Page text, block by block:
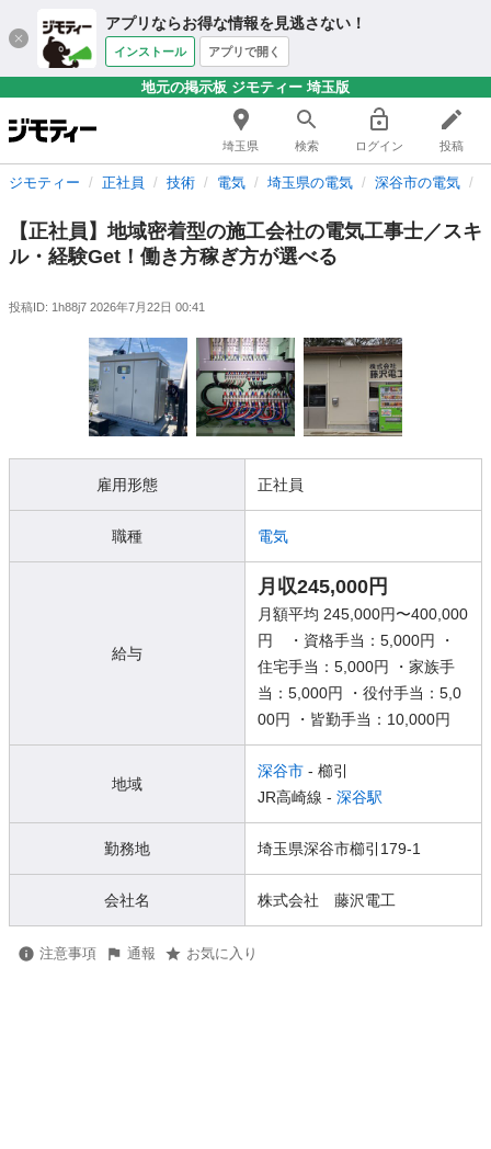
アプリならお得な情報を見逃さない！
インストール アプリで開く
地元の掲示板 ジモティー 埼玉版
埼玉県 検索 ログイン 投稿
ジモティー 正社員 技術 電気 埼玉県の電気 深谷市の電気
【正社員】地域密着型の施工会社の電気工事士／スキ
ル・経験Get！働き方稼ぎ方が選べる
投稿ID: 1h88j7 2026年7月22日 00:41
雇用形態 正社員
職種 電気
給与
月収245,000円
月額平均 245,000円〜400,000
円 ・資格手当：5,000円 ・
住宅手当：5,000円 ・家族手
当：5,000円 ・役付手当：5,0
00円 ・皆勤手当：10,000円
地域
深谷市 - 櫛引
JR高崎線 - 深谷駅
勤務地 埼玉県深谷市櫛引179-1
会社名 株式会社 藤沢電工
注意事項 通報 お気に入り